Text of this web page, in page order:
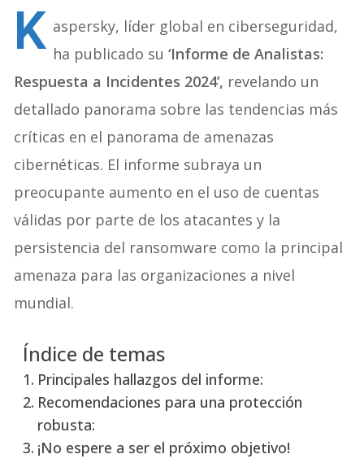
K aspersky, líder global en ciberseguridad,
ha publicado su ‘Informe de Analistas:
Respuesta a Incidentes 2024’, revelando un
detallado panorama sobre las tendencias más
críticas en el panorama de amenazas
cibernéticas. El informe subraya un
preocupante aumento en el uso de cuentas
válidas por parte de los atacantes y la
persistencia del ransomware como la principal
amenaza para las organizaciones a nivel
mundial.
Índice de temas
Principales hallazgos del informe:
Recomendaciones para una protección
robusta:
¡No espere a ser el próximo objetivo!